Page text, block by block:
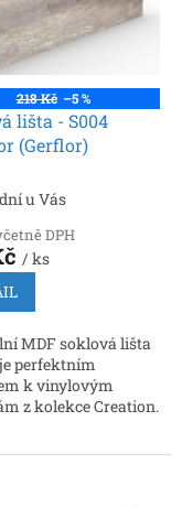
218 Kč –5 %
lišta - S004
(Gerflor)
u Vás
DPH
/ ks
MDF soklová lišta
perfektním
k vinylovým
z kolekce Creation.